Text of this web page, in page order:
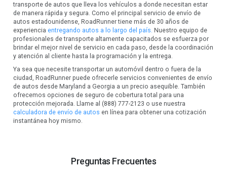
transporte de autos que lleva los vehículos a donde necesitan estar
de manera rápida y segura. Como el principal servicio de envío de
autos estadounidense, RoadRunner tiene más de 30 años de
experienciaentregando autos a lo largo del país. Nuestro equipo de
profesionales de transporte altamente capacitados se esfuerza por
brindar el mejor nivel de servicio en cada paso, desde la coordinación
y atención al cliente hasta la programación y la entrega.
Ya sea que necesite transportar un automóvil dentro o fuera de la
ciudad, RoadRunner puede ofrecerle servicios convenientes de envío
de autos desde Maryland a Georgia a un precio asequible. También
ofrecemos opciones de seguro de cobertura total para una
protección mejorada. Llame al (888) 777-2123 o use nuestra
calculadora de envío de autos en línea para obtener una cotización
instantánea hoy mismo.
Preguntas Frecuentes